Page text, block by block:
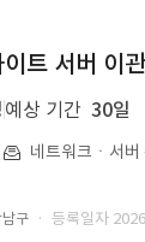
트 서버 이
예상 기간 30일
네트워크ㆍ서버
구 · 등록일자